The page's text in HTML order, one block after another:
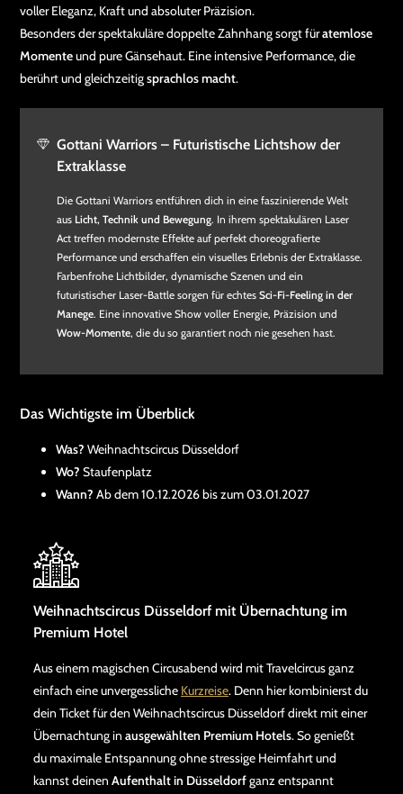
voller Eleganz, Kraft und absoluter Präzision.
Besonders der spektakuläre doppelte Zahnhang sorgt füratemlose
Momenteund pure Gänsehaut. Eine intensive Performance, die
berührt und gleichzeitigsprachlos macht.
Gottani Warriors – Futuristische Lichtshow der
Extraklasse
Die Gottani Warriors entführen dich in eine faszinierende Welt
aus Licht, Technik und Bewegung. In ihrem spektakulären Laser
Act treffen modernste Effekte auf perfekt choreografierte
Performance und erschaffen ein visuelles Erlebnis der Extraklasse.
Farbenfrohe Lichtbilder, dynamische Szenen und ein
futuristischer Laser-Battle sorgen für echtes Sci-Fi-Feeling in der
Manege. Eine innovative Show voller Energie, Präzision und
Wow-Momente, die du so garantiert noch nie gesehen hast.
Das Wichtigste im Überblick
Was? Weihnachtscircus Düsseldorf
Wo? Staufenplatz
Wann? Ab dem 10.12.2026 bis zum 03.01.2027
Weihnachtscircus Düsseldorf mit Übernachtung im
Premium Hotel
Aus einem magischen Circusabend wird mit Travelcircus ganz
einfach eine unvergessliche Kurzreise. Denn hier kombinierst du
dein Ticket für den Weihnachtscircus Düsseldorf direkt mit einer
Übernachtung in ausgewählten Premium Hotels. So genießt
du maximale Entspannung ohne stressige Heimfahrt und
kannst deinen Aufenthalt in Düsseldorfganz entspannt